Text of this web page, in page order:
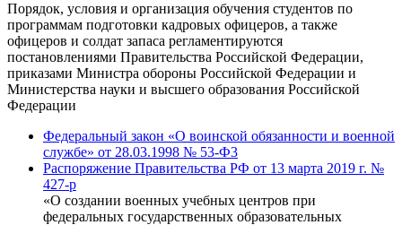
Порядок, условия и организация обучения студентов по
программам подготовки кадровых офицеров, а также
офицеров и солдат запаса регламентируются
постановлениями Правительства Российской Федерации,
приказами Министра обороны Российской Федерации и
Министерства науки и высшего образования Российской
Федерации
Федеральный закон «О воинской обязанности и военной
службе» от 28.03.1998 № 53-Ф3
Распоряжение Правительства РФ от 13 марта 2019 г. №
427-р
«О создании военных учебных центров при
федеральных государственных образовательных